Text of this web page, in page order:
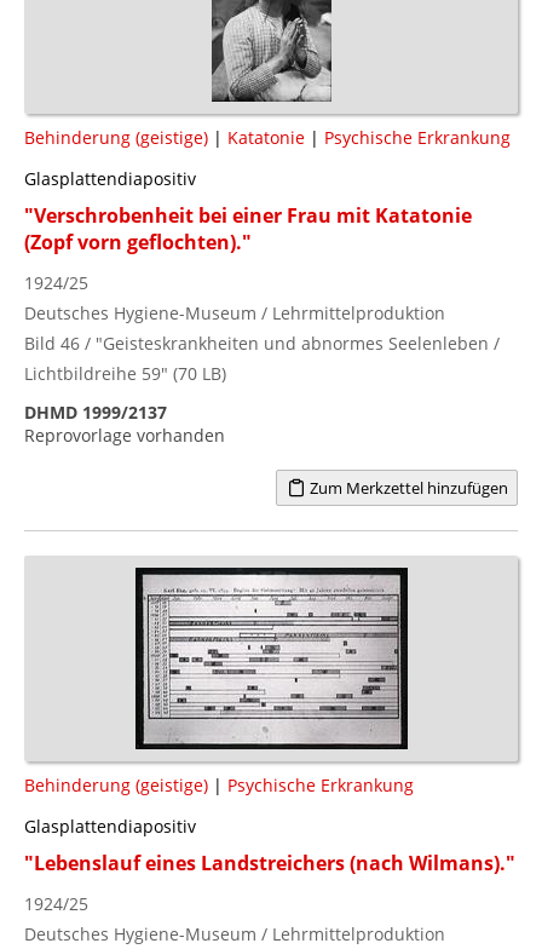
Behinderung (geistige) | Katatonie | Psychische Erkrankung
Glasplattendiapositiv
"Verschrobenheit bei einer Frau mit Katatonie
(Zopf vorn geflochten)."
1924/25
Deutsches Hygiene-Museum / Lehrmittelproduktion
Bild 46 / "Geisteskrankheiten und abnormes Seelenleben /
Lichtbildreihe 59" (70 LB)
DHMD 1999/2137
Reprovorlage vorhanden
Zum Merkzettel hinzufügen
Behinderung (geistige) | Psychische Erkrankung
Glasplattendiapositiv
"Lebenslauf eines Landstreichers (nach Wilmans)."
1924/25
Deutsches Hygiene-Museum / Lehrmittelproduktion